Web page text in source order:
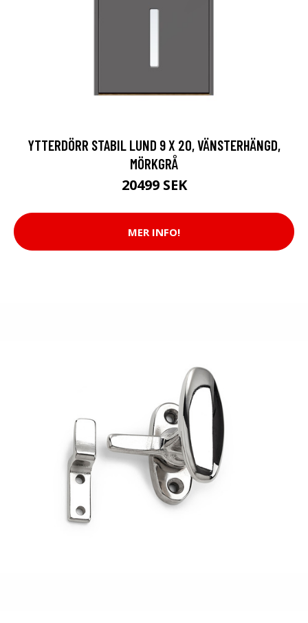
YTTERDÖRR STABIL LUND 9 X 20, VÄNSTERHÄNGD,
MÖRKGRÅ
20499 SEK
MER INFO!